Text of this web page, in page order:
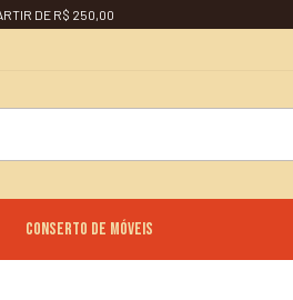
DESCONTO 5% NO PIX
Conserto de Móveis